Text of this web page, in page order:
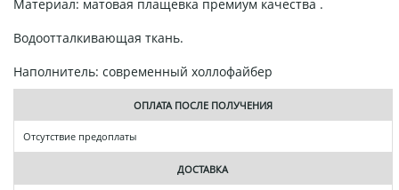
Материал: матовая плащевка премиум качества .
Водоотталкивающая ткань.
Наполнитель: современный холлофайбер
ОПЛАТА ПОСЛЕ ПОЛУЧЕНИЯ
Отсутствие предоплаты
ДОСТАВКА